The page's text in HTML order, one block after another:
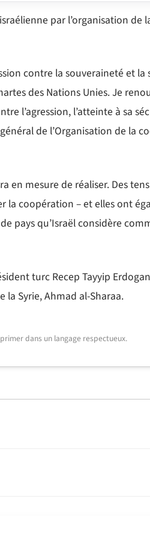
par l’organisation de
contre la souveraineté et la
des Nations Unies. Je
l’agression, l’atteinte à sa
de l’Organisation de la
en mesure de réaliser. Des
la coopération – et elles ont
pays qu’Israël considère
turc Recep Tayyip
Syrie, Ahmad al-Sharaa.
dans un langage respectueux.